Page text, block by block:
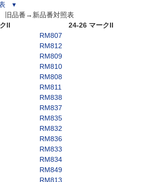
表 ▾
旧品番→新品番対照表
II
24-26 マークII
RM807
RM812
RM809
RM810
RM808
RM811
RM838
RM837
RM835
RM832
RM836
RM833
RM834
RM849
RM813